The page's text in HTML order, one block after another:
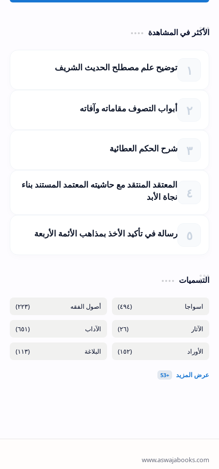
الأكثر في المشاهدة
توضيح علم مصطلح الحديث الشريف
أبواب التصوف مقاماته وآفاته
شرح الحكم العطائية
المعتقد المنتقد مع حاشيته المعتمد المستند بناء
نجاة الأبد
رسالة في تأكيد الأخذ بمذاهب الأئمة الأربعة
التسميات
(٤٩٤) (٢٢٣)
(٢٦) (٦٥١)
(١٥٢) (١١٣)